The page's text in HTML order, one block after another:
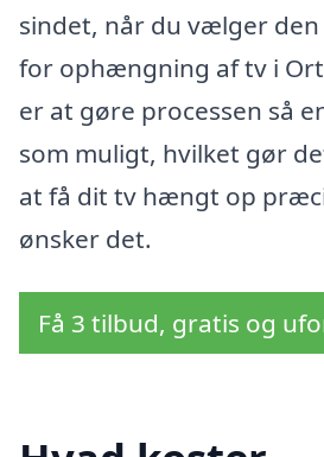
sindet, når du vælger
for ophængning af tv i
er at gøre processen så
som muligt, hvilket gør
at få dit tv hængt op
ønsker det.
Få 3 tilbud, gratis og